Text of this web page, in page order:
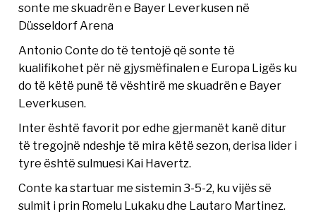
sonte me skuadrën e Bayer Leverkusen në
Düsseldorf Arena
Antonio Conte do të tentojë që sonte të
kualifikohet për në gjysmëfinalen e Europa Ligës ku
do të këtë punë të vështirë me skuadrën e Bayer
Leverkusen.
Inter është favorit por edhe gjermanët kanë ditur
të tregojnë ndeshje të mira këtë sezon, derisa lider i
tyre është sulmuesi Kai Havertz.
Conte ka startuar me sistemin 3-5-2, ku vijës së
sulmit i prin Romelu Lukaku dhe Lautaro Martinez.